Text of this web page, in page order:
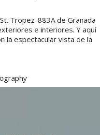
Tropez-883A de Granada
e interiores. Y aquí
la espectacular vista de la